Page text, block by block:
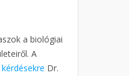
a biológiai
A
kérdésekre Dr.